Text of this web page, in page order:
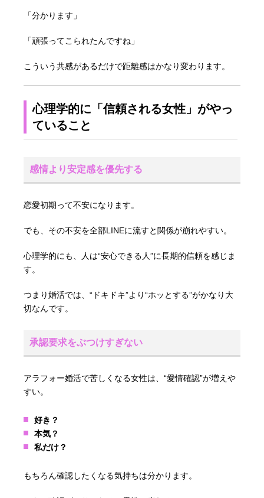
「分かります」
「頑張ってこられたんですね」
こういう共感があるだけで距離感はかなり変わります。
心理学的に「信頼される女性」がやっ
ていること
感情より安定感を優先する
恋愛初期って不安になります。
でも、その不安を全部LINEに流すと関係が崩れやすい。
心理学的にも、人は“安心できる人”に長期的信頼を感じま
す。
つまり婚活では、“ドキドキ”より“ホッとする”がかなり大
切なんです。
承認要求をぶつけすぎない
アラフォー婚活で苦しくなる女性は、“愛情確認”が増えや
すい。
好き？
本気？
私だけ？
もちろん確認したくなる気持ちは分かります。